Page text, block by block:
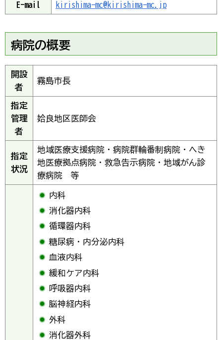
E-mail kirishima-mc@kirishima-mc.jp
病院の概要
開設
者
霧島市長
指定
管理
者
姶良地区医師会
指定
状況
地域医療支援病院・病院群輪番制病院・へき
地医療拠点病院・救急告示病院・地域がん診
療病院 等
内科
消化器内科
循環器内科
糖尿病・内分泌内科
血液内科
緩和ケア内科
呼吸器内科
脳神経内科
外科
消化器外科